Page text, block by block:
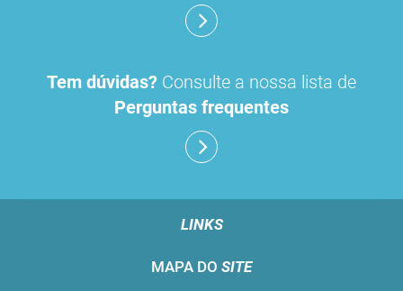
Tem dúvidas? Consulte a nossa lista de
Perguntas frequentes
LINKS
MAPA DO SITE